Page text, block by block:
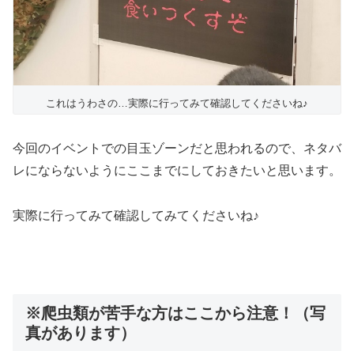
これはうわさの…実際に行ってみて確認してくださいね♪
今回のイベントでの目玉ゾーンだと思われるので、ネタバ
レにならないようにここまでにしておきたいと思います。
実際に行ってみて確認してみてくださいね♪
※爬虫類が苦手な方はここから注意！（写
真があります）